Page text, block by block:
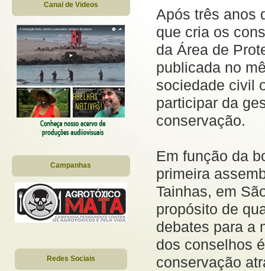
Canal de Videos
Campanhas
Redes Sociais
Após três anos
que cria os
da Área de
publicada no
sociedade civil
participar da
conservação.
Em função da
primeira
Tainhas, em
propósito de
debates para a
dos conselhos
conservação